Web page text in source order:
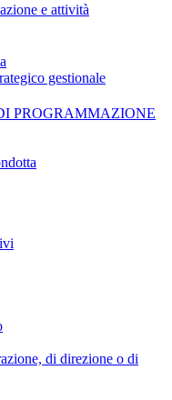
e attività
gestionale
PROGRAMMAZIONE
di direzione o di